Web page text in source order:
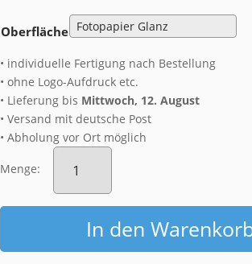
Oberfläche
• individuelle Fertigung nach Bestellung
• ohne Logo-Aufdruck etc.
• Lieferung bis Mittwoch, 12. August
• Versand mit deutsche Post
• Abholung vor Ort möglich
Menge:
Fotoabzug
(00447)
an
den
Elbschlössern
MengeIn den